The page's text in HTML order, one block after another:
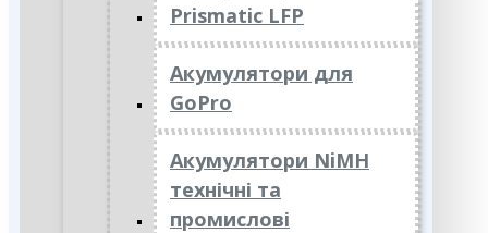
Prismatic LFP
Акумулятори для
GoPro
Акумулятори NiMH
технічні та
промислові